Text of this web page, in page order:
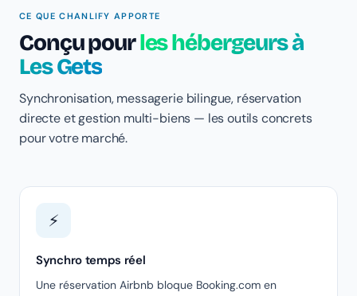
CE QUE CHANLIFY APPORTE
Conçu pourles hébergeurs à
Les Gets
Synchronisation, messagerie bilingue, réservation
directe et gestion multi-biens — les outils concrets
pour votre marché.
⚡
Synchro temps réel
Une réservation Airbnb bloque Booking.com en